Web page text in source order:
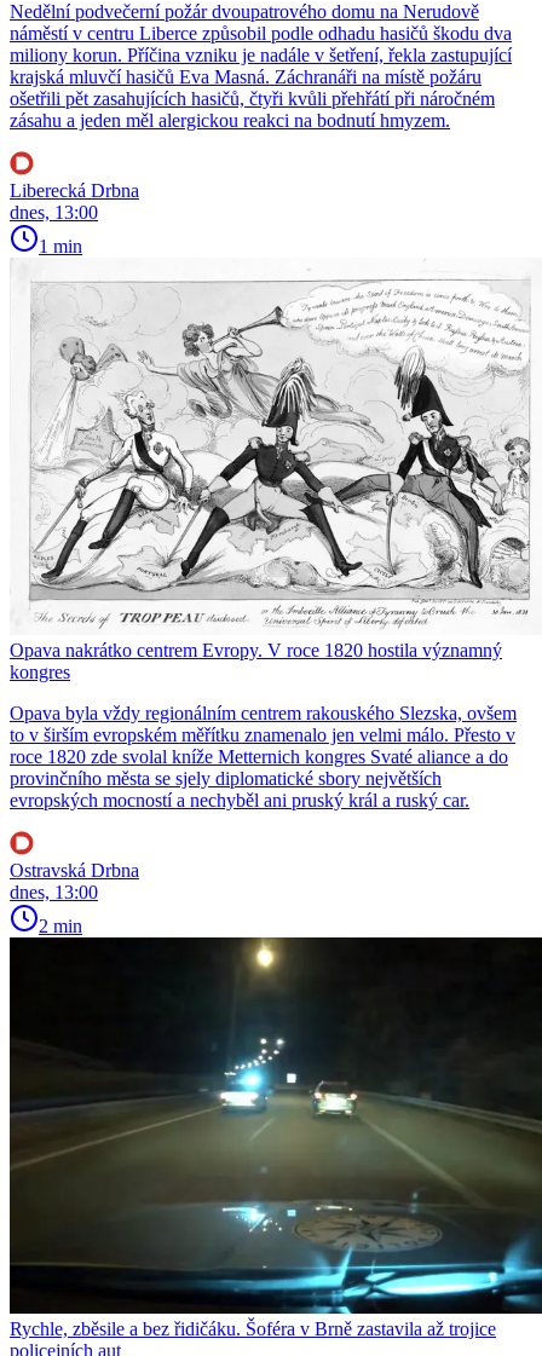
Nedělní podvečerní požár dvoupatrového domu na Nerudově
náměstí v centru Liberce způsobil podle odhadu hasičů škodu dva
miliony korun. Příčina vzniku je nadále v šetření, řekla zastupující
krajská mluvčí hasičů Eva Masná. Záchranáři na místě požáru
ošetřili pět zasahujících hasičů, čtyři kvůli přehřátí při náročném
zásahu a jeden měl alergickou reakci na bodnutí hmyzem.
Liberecká Drbna
dnes, 13:00
1 min
Opava nakrátko centrem Evropy. V roce 1820 hostila významný
kongres
Opava byla vždy regionálním centrem rakouského Slezska, ovšem
to v širším evropském měřítku znamenalo jen velmi málo. Přesto v
roce 1820 zde svolal kníže Metternich kongres Svaté aliance a do
provinčního města se sjely diplomatické sbory největších
evropských mocností a nechyběl ani pruský král a ruský car.
Ostravská Drbna
dnes, 13:00
2 min
Rychle, zběsile a bez řidičáku. Šoféra v Brně zastavila až trojice
policejních aut